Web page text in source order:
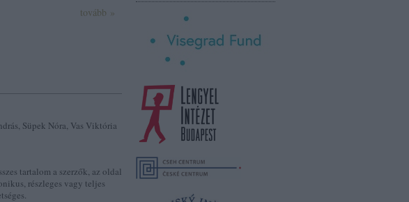
tovább »
Süpek Nóra, Vas Viktória
tartalom a szerzők, az oldal
részleges vagy teljes